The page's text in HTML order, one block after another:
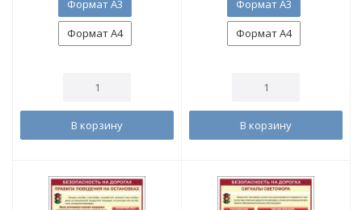
Формат А3
Формат А4
В корзину
Формат А3
Формат А4
В корзину